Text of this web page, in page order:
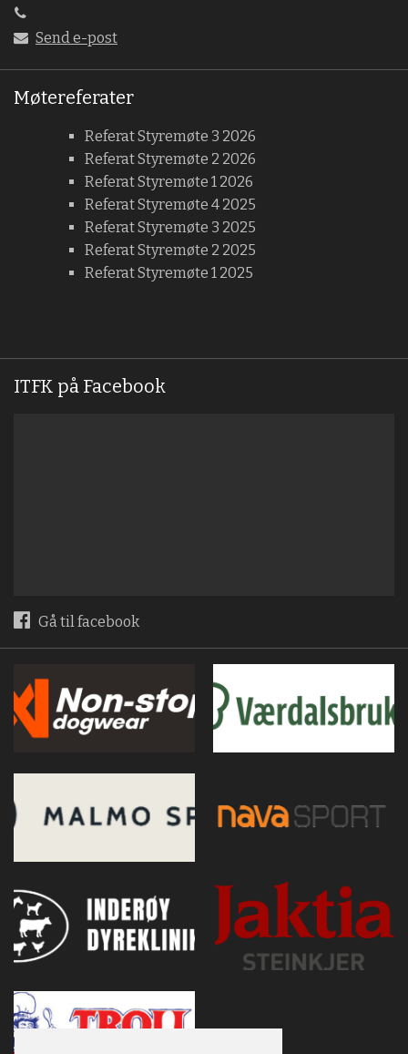
Send e-post
Møtereferater
Referat Styremøte 3 2026
Referat Styremøte 2 2026
Referat Styremøte 1 2026
Referat Styremøte 4 2025
Referat Styremøte 3 2025
Referat Styremøte 2 2025
Referat Styremøte 1 2025
ITFK på Facebook
Gå til facebook